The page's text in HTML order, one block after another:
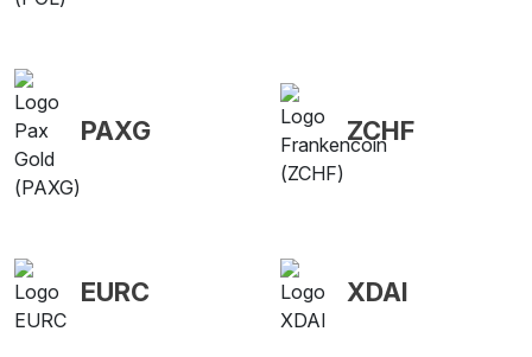
PAXG ZCHF
EURC XDAI